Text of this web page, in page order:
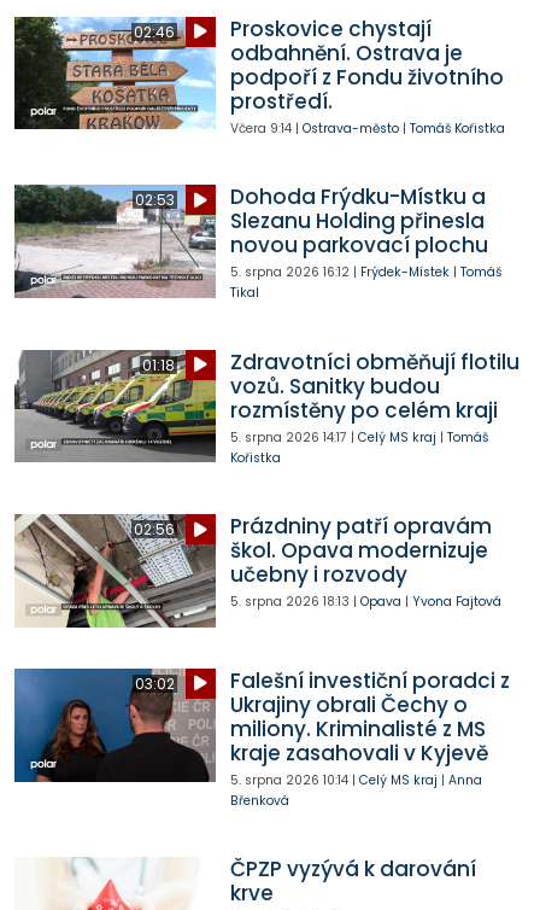
02:46
Proskovice chystají
odbahnění. Ostrava je
podpoří z Fondu životního
prostředí.
Včera 9:14| Ostrava-město| Tomáš Kořistka
02:53
Dohoda Frýdku-Místku a
Slezanu Holding přinesla
novou parkovací plochu
5. srpna 2026 16:12| Frýdek-Místek| Tomáš
Tikal
01:18
Zdravotníci obměňují flotilu
vozů. Sanitky budou
rozmístěny po celém kraji
5. srpna 2026 14:17 | Celý MS kraj | Tomáš
Kořistka
02:56
Prázdniny patří opravám
škol. Opava modernizuje
učebny i rozvody
5. srpna 2026 18:13 | Opava | Yvona Fajtová
03:02
Falešní investiční poradci z
Ukrajiny obrali Čechy o
miliony. Kriminalisté z MS
kraje zasahovali v Kyjevě
5. srpna 2026 10:14| Celý MS kraj | Anna
Břenková
ČPZP vyzývá k darování
krve